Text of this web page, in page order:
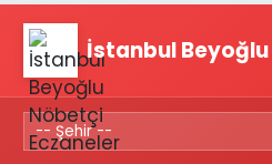
İstanbul